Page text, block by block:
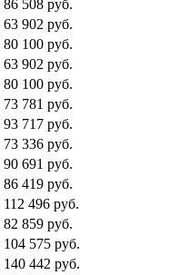
86 508 руб.
63 902 руб.
80 100 руб.
63 902 руб.
80 100 руб.
73 781 руб.
93 717 руб.
73 336 руб.
90 691 руб.
86 419 руб.
112 496 руб.
82 859 руб.
104 575 руб.
140 442 руб.